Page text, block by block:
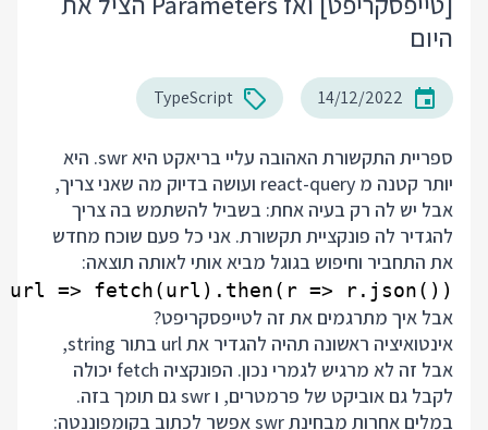
היום
14/12/2022
TypeScript
ספריית התקשורת האהובה עליי בריאקט היא swr. היא
יותר קטנה מ react-query ועושה בדיוק מה שאני צריך,
אבל יש לה רק בעיה אחת: בשביל להשתמש בה צריך
להגדיר לה פונקציית תקשורת. אני כל פעם שוכח מחדש
את התחביר וחיפוש בגוגל מביא אותי לאותה תוצאה:
url => fetch(url).then(r => r.json())
אבל איך מתרגמים את זה לטייפסקריפט?
אינטואיציה ראשונה תהיה להגדיר את url בתור string,
אבל זה לא מרגיש לגמרי נכון. הפונקציה fetch יכולה
לקבל גם אוביקט של פרמטרים, ו swr גם תומך בזה.
במלים אחרות מבחינת swr אפשר לכתוב בקומפוננטה: